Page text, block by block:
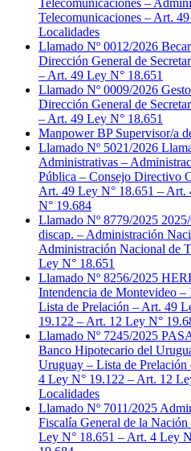
Telecomunicaciones –
Telecomunicaciones – Art.
Localidades
Llamado Nº 0012/2026
Dirección General de
– Art. 49 Ley N° 18.651
Llamado Nº 0009/2026
Dirección General de
– Art. 49 Ley N° 18.651
Manpower BP Supervisor/a
Llamado Nº 5021/2026
Administrativas –
Pública – Consejo Directivo
Art. 49 Ley N° 18.651 –
N° 19.684
Llamado Nº 8779/2025
discap. – Administración
Administración Nacional de
Ley N° 18.651
Llamado Nº 8256/2025
Intendencia de Montevideo
Lista de Prelación – Art. 49
19.122 – Art. 12 Ley N°
Llamado Nº 7245/2025
Banco Hipotecario del
Uruguay – Lista de
4 Ley N° 19.122 – Art. 12
Localidades
Llamado Nº 7011/2025
Fiscalía General de la
Ley N° 18.651 – Art. 4 Ley